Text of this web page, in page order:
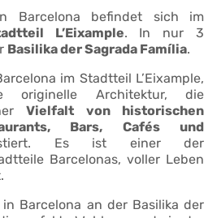
Barcelona befindet sich im
L’Eixample. In nur 3
Basilika der Sagrada Família.
im Stadtteil L’Eixample,
originelle Architektur, die
Vielfalt von historischen
Bars, Cafés und
Es ist einer der
Barcelonas, voller Leben
Barcelona an der Basilika der